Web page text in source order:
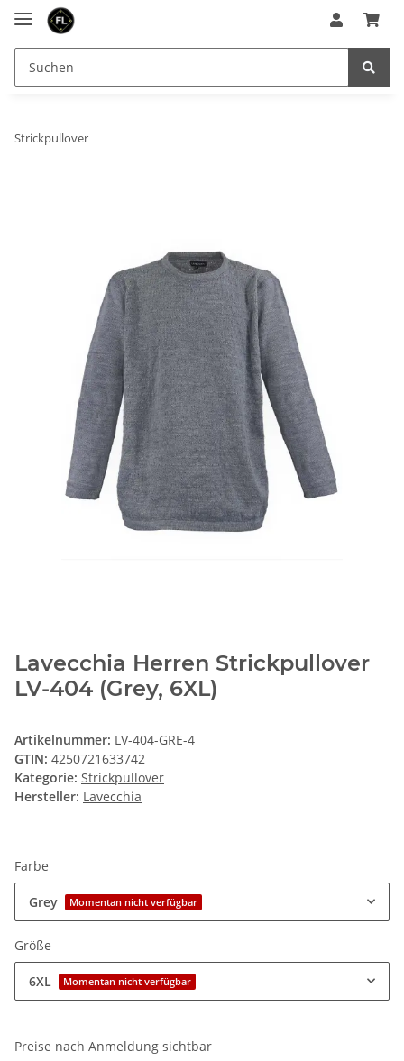
Strickpullover
Lavecchia Herren Strickpullover
LV-404 (Grey, 6XL)
Artikelnummer: LV-404-GRE-4
GTIN: 4250721633742
Kategorie: Strickpullover
Hersteller: Lavecchia
Farbe
Grey Momentan nicht verfügbar
Größe
6XL Momentan nicht verfügbar
Preise nach Anmeldung sichtbar